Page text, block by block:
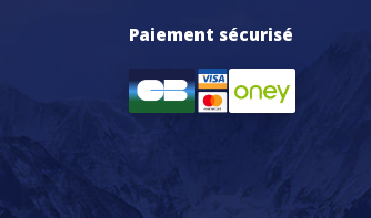
Paiement sécurisé